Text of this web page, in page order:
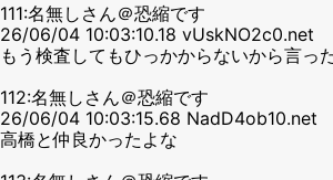
111:名無しさん＠恐縮です
26/06/04 10:03:10.18 vUskNO2c0.net
もう検査してもひっかからないから言っ
112:名無しさん＠恐縮です
26/06/04 10:03:15.68 NadD4ob10.net
高橋と仲良かったよな